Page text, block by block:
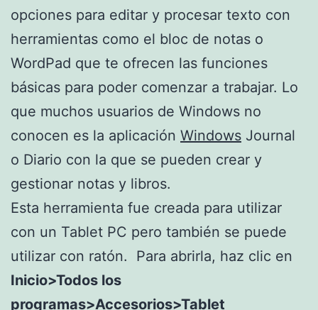
opciones para editar y procesar texto con
herramientas como el bloc de notas o
WordPad que te ofrecen las funciones
básicas para poder comenzar a trabajar. Lo
que muchos usuarios de Windows no
conocen es la aplicación Windows Journal
o Diario con la que se pueden crear y
gestionar notas y libros.
Esta herramienta fue creada para utilizar
con un Tablet PC pero también se puede
utilizar con ratón. Para abrirla, haz clic en
Inicio>Todos los
programas>Accesorios>Tablet